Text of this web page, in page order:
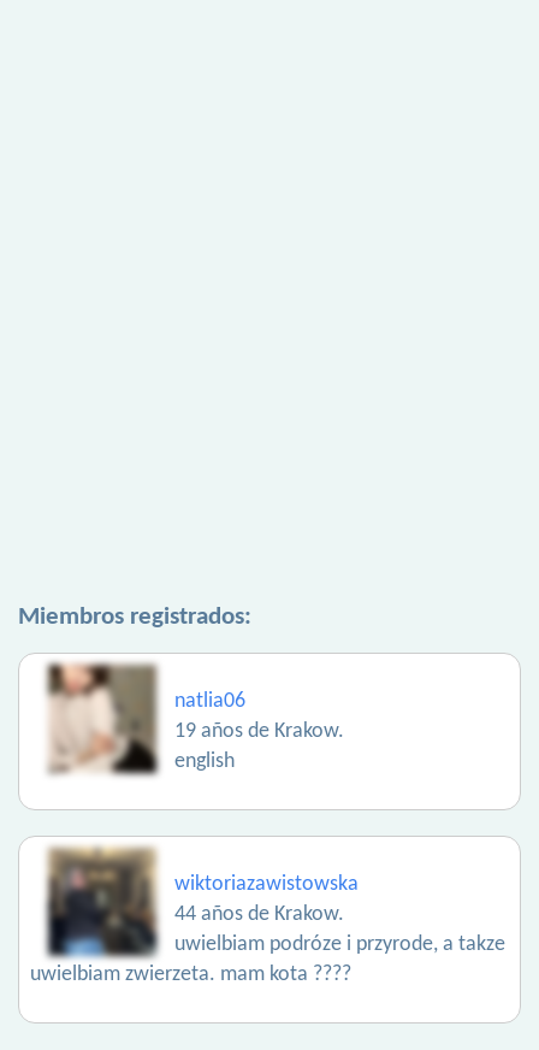
Miembros registrados:
natlia06
19 años de Krakow.
english
wiktoriazawistowska
44 años de Krakow.
uwielbiam podróze i przyrode, a takze
uwielbiam zwierzeta. mam kota ????